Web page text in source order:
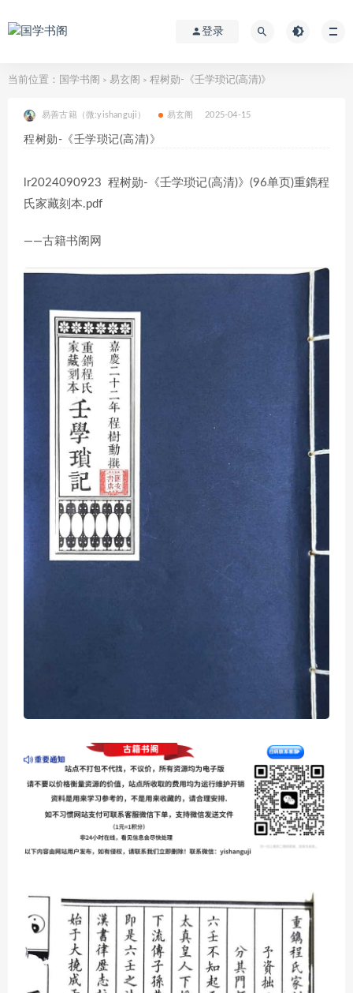
登录
当前位置： 国学书阁 > 易玄阁 > 程树勋-《壬学琐记(高清)》
易善古籍（微:yishanguji） 易玄阁 2025-04-15
程树勋-《壬学琐记(高清)》
lr2024090923 程树勋-《壬学琐记(高清)》(96单页)重鐫程
氏家藏刻本.pdf
——古籍书阁网